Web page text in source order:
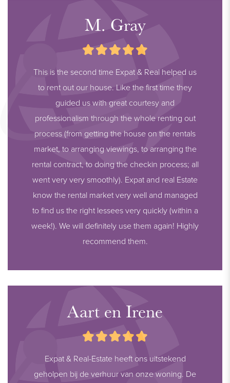
M. Gray
This is the second time Expat & Real helped us
to rent out our house. Like the first time they
guided us with great courtesy and
professionalism through the whole renting out
process (from getting the house on the rentals
market, to arranging viewings, to arranging the
rental contract, to doing the checkin process; all
went very very smoothly). Expat and real Estate
know the rental market very well and managed
to find us the right lessees very quickly (within a
week!). We will definitely use them again! Highly
recommend them.
Aart en Irene
Expat & Real-Estate heeft ons uitstekend
geholpen bij de verhuur van onze woning. De